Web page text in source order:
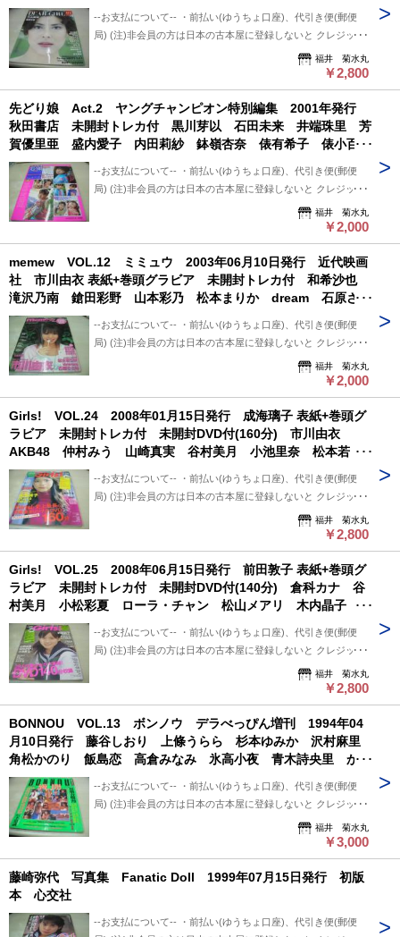
・クロネコ便 送料は地方により変わります。 (下記紹介部分
に送料記載あり) ※曜日・時間指定ご希望の場合 ※※郵便局
+クロネコ営業所留め置き可能です。 --発送について-- 振込確
認後、2～3日以内で発送致します。 ※郵便局ご利用の場合、
用、日・祭日かかる場合は 祭日明け発送になります。 ※※※
追跡番号は発送前にお知らせ致します。 追跡番号から荷物の
配送状況確認できます。 --保管期間について-- 此方から連絡
後、5日間保管しています。 5日間内、購入手続き頂ければ幸
いです。 5日過ぎましても手続き頂けない場合は キャンセル
湯浅けい子 スージーカン 吉村美紀
--お支払について-- ・前払い(ゆうちょ口座)、代引き便(郵便
局) (注)非会員の方は日本の古本屋に登録しないと クレジット
決済利用出来ないと思います。 非会員の方は支払い方法を
「振込み」または「代金引換」でご利用下さい。 --状態につい
て-- 中古品ですので痛み (傷/汚れ/折れ/破れ/使用感等)は ある
ものとご理解/ご了承のうえ、 購入ご検討頂ければ幸いです。
--送料について-- ・レターパックライト 430円 ※追跡番号あ
り+保証なし+ポスト投函 ・レターパックプラス 600円 ※追
・クロネコ便 送料は地方により変わります。 (下記紹介部分
に送料記載あり) ※曜日・時間指定ご希望の場合 ※※郵便局
+クロネコ営業所留め置き可能です。 --発送について-- 振込確
認後、2～3日以内で発送致します。 ※郵便局ご利用の場合、
用、日・祭日かかる場合は 祭日明け発送になります。 ※※※
追跡番号は発送前にお知らせ致します。 追跡番号から荷物の
配送状況確認できます。 --保管期間について-- 此方から連絡
後、5日間保管しています。 5日間内、購入手続き頂ければ幸
いです。 5日過ぎましても手続き頂けない場合は キャンセル
福井 菊水丸
￥2,800
先どり娘 Act.2 ヤングチャンピオン特別編集 2001年発行
秋田書店 未開封トレカ付 黒川芽以 石田未来 井端珠里 芳
賀優里亜 盛内愛子 内田莉紗 鉢嶺杏奈 俵有希子 俵小百
合 皆川優紀 赤咲伶奈 長沢瞳 原口彩歌 斉藤みやび 大場
麻矢 岡本奈月 大森美希 高木麻衣子
--お支払について-- ・前払い(ゆうちょ口座)、代引き便(郵便
局) (注)非会員の方は日本の古本屋に登録しないと クレジット
決済利用出来ないと思います。 非会員の方は支払い方法を
「振込み」または「代金引換」でご利用下さい。 --状態につい
て-- 中古品ですので痛み (傷/汚れ/折れ/破れ/使用感等)は ある
ものとご理解/ご了承のうえ、 購入ご検討頂ければ幸いです。
--送料について-- ・レターパックライト 430円 ※追跡番号あ
り+保証なし+ポスト投函 ・レターパックプラス 600円 ※追
・クロネコ便 送料は地方により変わります。 (下記紹介部分
に送料記載あり) ※曜日・時間指定ご希望の場合 ※※郵便局
+クロネコ営業所留め置き可能です。 --発送について-- 振込確
認後、2～3日以内で発送致します。 ※郵便局ご利用の場合、
用、日・祭日かかる場合は 祭日明け発送になります。 ※※※
追跡番号は発送前にお知らせ致します。 追跡番号から荷物の
配送状況確認できます。 --保管期間について-- 此方から連絡
後、5日間保管しています。 5日間内、購入手続き頂ければ幸
いです。 5日過ぎましても手続き頂けない場合は キャンセル
福井 菊水丸
￥2,000
memew VOL.12 ミミュウ 2003年06月10日発行 近代映画
社 市川由衣 表紙+巻頭グラビア 未開封トレカ付 和希沙也
滝沢乃南 鎗田彩野 山本彩乃 松本まりか dream 石原さと
み 丸居沙矢香 川本留美 芳賀優里亜 大谷みつほ 内田莉
紗 BOYSTYLE BON-BON BLANCO 蒼井優 大村彩子
etc
--お支払について-- ・前払い(ゆうちょ口座)、代引き便(郵便
局) (注)非会員の方は日本の古本屋に登録しないと クレジット
決済利用出来ないと思います。 非会員の方は支払い方法を
「振込み」または「代金引換」でご利用下さい。 --状態につい
て-- 中古品ですので痛み (傷/汚れ/折れ/破れ/使用感等)は ある
ものとご理解/ご了承のうえ、 購入ご検討頂ければ幸いです。
--送料について-- ・レターパックライト 430円 ※追跡番号あ
り+保証なし+ポスト投函 ・レターパックプラス 600円 ※追
・クロネコ便 送料は地方により変わります。 (下記紹介部分
に送料記載あり) ※曜日・時間指定ご希望の場合 ※※郵便局
+クロネコ営業所留め置き可能です。 --発送について-- 振込確
認後、2～3日以内で発送致します。 ※郵便局ご利用の場合、
用、日・祭日かかる場合は 祭日明け発送になります。 ※※※
追跡番号は発送前にお知らせ致します。 追跡番号から荷物の
配送状況確認できます。 --保管期間について-- 此方から連絡
後、5日間保管しています。 5日間内、購入手続き頂ければ幸
いです。 5日過ぎましても手続き頂けない場合は キャンセル
福井 菊水丸
￥2,000
Girls! VOL.24 2008年01月15日発行 成海璃子 表紙+巻頭グ
ラビア 未開封トレカ付 未開封DVD付(160分) 市川由衣
AKB48 仲村みう 山崎真実 谷村美月 小池里奈 松本若
菜 工藤里紗 秦みずほ 木内晶子 鷲巣あやの 鎌田奈津美
神田茉里奈
--お支払について-- ・前払い(ゆうちょ口座)、代引き便(郵便
局) (注)非会員の方は日本の古本屋に登録しないと クレジット
決済利用出来ないと思います。 非会員の方は支払い方法を
「振込み」または「代金引換」でご利用下さい。 --状態につい
て-- 中古品ですので痛み (傷/汚れ/折れ/破れ/使用感等)は ある
ものとご理解/ご了承のうえ、 購入ご検討頂ければ幸いです。
--送料について-- ・レターパックライト 430円 ※追跡番号あ
り+保証なし+ポスト投函 ・レターパックプラス 600円 ※追
・クロネコ便 送料は地方により変わります。 (下記紹介部分
に送料記載あり) ※曜日・時間指定ご希望の場合 ※※郵便局
+クロネコ営業所留め置き可能です。 --発送について-- 振込確
認後、2～3日以内で発送致します。 ※郵便局ご利用の場合、
用、日・祭日かかる場合は 祭日明け発送になります。 ※※※
追跡番号は発送前にお知らせ致します。 追跡番号から荷物の
配送状況確認できます。 --保管期間について-- 此方から連絡
後、5日間保管しています。 5日間内、購入手続き頂ければ幸
いです。 5日過ぎましても手続き頂けない場合は キャンセル
福井 菊水丸
￥2,800
Girls! VOL.25 2008年06月15日発行 前田敦子 表紙+巻頭グ
ラビア 未開封トレカ付 未開封DVD付(140分) 倉科カナ 谷
村美月 小松彩夏 ローラ・チャン 松山メアリ 木内晶子 近
野成美 岩田さゆり 小池里奈 秋山奈々 愛衣 水沢奈子 長
谷部優
--お支払について-- ・前払い(ゆうちょ口座)、代引き便(郵便
局) (注)非会員の方は日本の古本屋に登録しないと クレジット
決済利用出来ないと思います。 非会員の方は支払い方法を
「振込み」または「代金引換」でご利用下さい。 --状態につい
て-- 中古品ですので痛み (傷/汚れ/折れ/破れ/使用感等)は ある
ものとご理解/ご了承のうえ、 購入ご検討頂ければ幸いです。
--送料について-- ・レターパックライト 430円 ※追跡番号あ
り+保証なし+ポスト投函 ・レターパックプラス 600円 ※追
・クロネコ便 送料は地方により変わります。 (下記紹介部分
に送料記載あり) ※曜日・時間指定ご希望の場合 ※※郵便局
+クロネコ営業所留め置き可能です。 --発送について-- 振込確
認後、2～3日以内で発送致します。 ※郵便局ご利用の場合、
用、日・祭日かかる場合は 祭日明け発送になります。 ※※※
配送状況確認できます。 --保管期間について-- 此方から連絡
福井 菊水丸
￥2,800
BONNOU VOL.13 ボンノウ デラべっぴん増刊 1994年04
月10日発行 藤谷しおり 上條うらら 杉本ゆみか 沢村麻里
角松かのり 飯島恋 高倉みなみ 氷高小夜 青木詩央里 かと
う由梨 真田美伽 ※画像の様に巻中頁下隅に折れ跡出ていま
す。
--お支払について-- ・前払い(ゆうちょ口座)、代引き便(郵便
局) (注)非会員の方は日本の古本屋に登録しないと クレジット
決済利用出来ないと思います。 非会員の方は支払い方法を
「振込み」または「代金引換」でご利用下さい。 --状態につい
て-- 中古品ですので痛み (傷/汚れ/折れ/破れ/使用感等)は ある
ものとご理解/ご了承のうえ、 購入ご検討頂ければ幸いです。
跡番号あり+保証なし+対面受け取り (押印またはサイン必要)
福井 菊水丸
￥3,000
藤崎弥代 写真集 Fanatic Doll 1999年07月15日発行 初版
本 心交社
--お支払について-- ・前払い(ゆうちょ口座)、代引き便(郵便